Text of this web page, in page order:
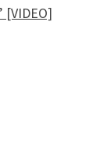
[VIDEO]